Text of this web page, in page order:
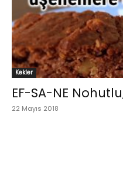
Kekler
EF-SA-NE
22 Mayıs 2018